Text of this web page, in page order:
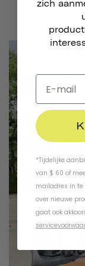
zich
*Tijdelijke
van $ 60 of
mailadres in
over nieuwe
gaat ook